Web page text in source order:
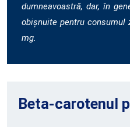
dumneavoastră, dar, în
obișnuite pentru consumul
mg.
Beta-carotenul